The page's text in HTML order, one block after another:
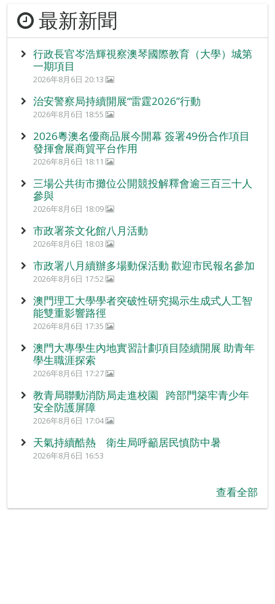
最新新聞
行政長官岑浩輝視察澳琴國際教育（大學）城第
一期項目
2026年8月6日 20:13
治安警察局持續開展“雷霆2026”行動
2026年8月6日 18:55
2026粵澳名優商品展今開幕 簽署49份合作項目
發揮會展商貿平台作用
2026年8月6日 18:11
三場公共街市攤位公開競投解釋會逾三百三十人
參與
2026年8月6日 18:09
市政署茶文化館八月活動
2026年8月6日 18:03
市政署八月續辦多場動保活動 歡迎市民報名參加
2026年8月6日 17:52
澳門理工大學學者突破性研究揭示生成式人工智
能雙重影響路徑
2026年8月6日 17:35
澳門大專學生內地實習計劃項目陸續開展 助青年
學生職涯探索
2026年8月6日 17:27
教青局聯動消防局走進校園 跨部門築牢青少年
安全防護屏障
2026年8月6日 17:04
天氣持續酷熱 衛生局呼籲居民慎防中暑
2026年8月6日 16:53
查看全部